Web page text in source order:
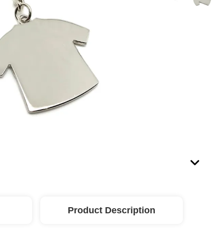
Product Description